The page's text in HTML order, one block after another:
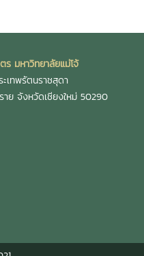
ร มหาวิทยาลัยแม่โจ้
เทพรัตนราชสุดา
ย จังหวัดเชียงใหม่ 50290